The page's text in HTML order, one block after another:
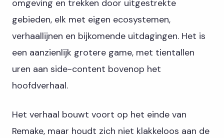
omgeving en trekken door uitgestrekte
gebieden, elk met eigen ecosystemen,
verhaallijnen en bijkomende uitdagingen. Het is
een aanzienlijk grotere game, met tientallen
uren aan side-content bovenop het
hoofdverhaal.
Het verhaal bouwt voort op het einde van
Remake, maar houdt zich niet klakkeloos aan de